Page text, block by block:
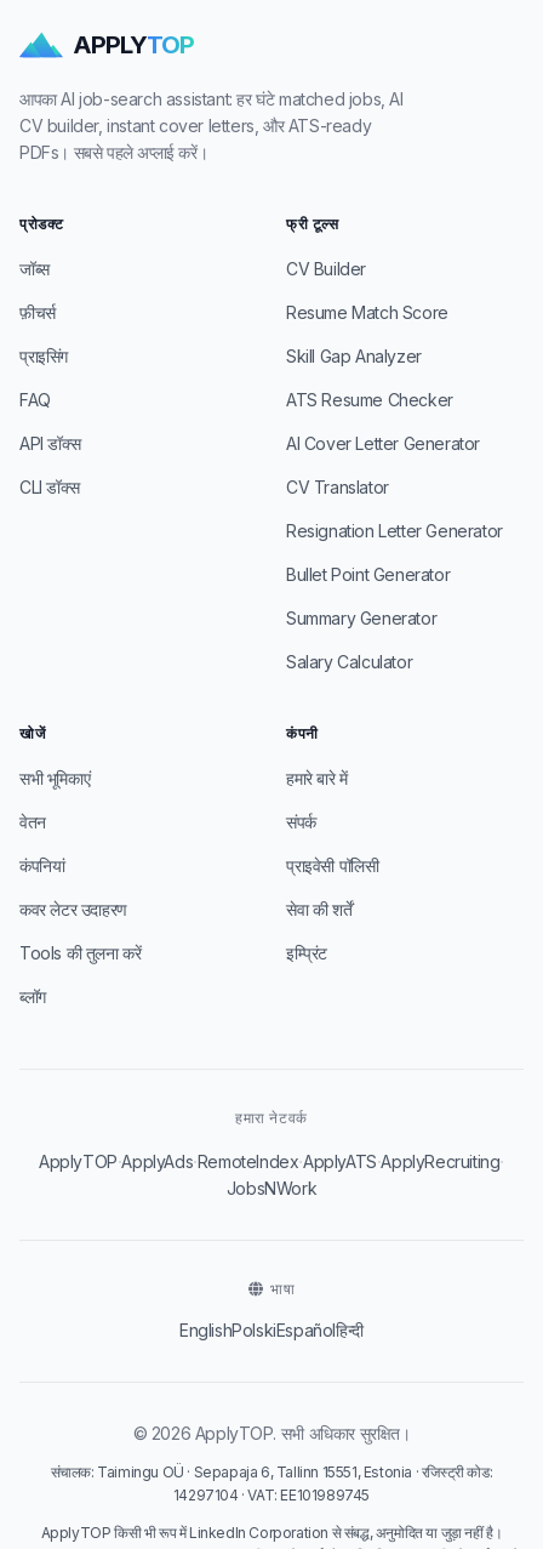
APPLYTOP
आपका AI job-search assistant: हर घंटे matched jobs, AI
CV builder, instant cover letters, और ATS-ready
PDFs। सबसे पहले अप्लाई करें।
प्रोडक्ट
जॉब्स
फ़ीचर्स
प्राइसिंग
FAQ
API डॉक्स
CLI डॉक्स
फ्री टूल्स
CV Builder
Resume Match Score
Skill Gap Analyzer
ATS Resume Checker
AI Cover Letter Generator
CV Translator
Resignation Letter Generator
Bullet Point Generator
Summary Generator
Salary Calculator
खोजें
सभी भूमिकाएं
वेतन
कंपनियां
कवर लेटर उदाहरण
Tools की तुलना करें
ब्लॉग
कंपनी
हमारे बारे में
संपर्क
प्राइवेसी पॉलिसी
सेवा की शर्तें
इम्प्रिंट
हमारा नेटवर्क
ApplyTOP·ApplyAds·RemoteIndex·ApplyATS·ApplyRecruiting·
JobsNWork
भाषा
EnglishPolskiEspañolहिन्दी
© 2026 ApplyTOP. सभी अधिकार सुरक्षित।
संचालक: Taimingu OÜ · Sepapaja 6, Tallinn 15551, Estonia · रजिस्ट्री कोड:
14297104 · VAT: EE101989745
ApplyTOP किसी भी रूप में LinkedIn Corporation से संबद्ध, अनुमोदित या जुड़ा नहीं है।